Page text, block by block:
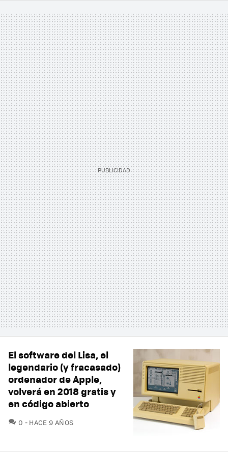
El software del Lisa, el
legendario (y fracasado)
ordenador de Apple,
volverá en 2018 gratis y
en código abierto
0 COMENTARIOS
HACE 9 AÑOS